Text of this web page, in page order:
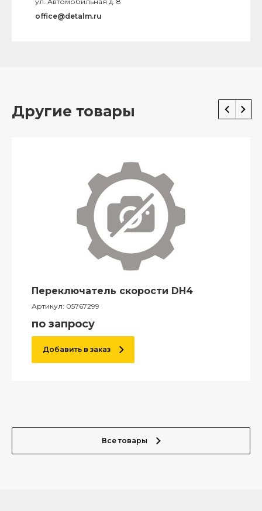
office@detalm.ru
Другие товары
Переключатель скорости DH4
Артикул: 05767299
по запросу
Добавить в заказ
Все товары